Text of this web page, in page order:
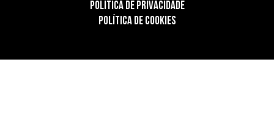
POLÍTICA DE PRIVACIDADE
POLÍTICA DE COOKIES